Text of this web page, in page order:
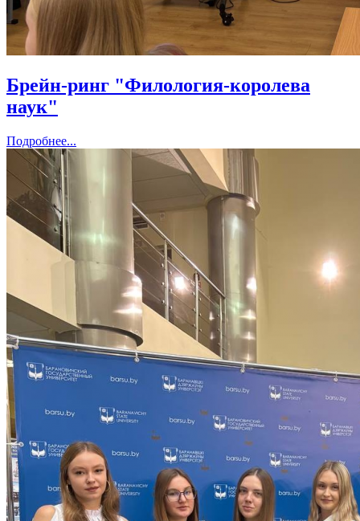
Брейн-ринг "Филология-королева
наук"
Подробнее...